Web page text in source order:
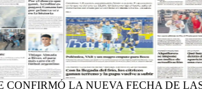
CONFIRMÓ LA NUEVA FECHA DE